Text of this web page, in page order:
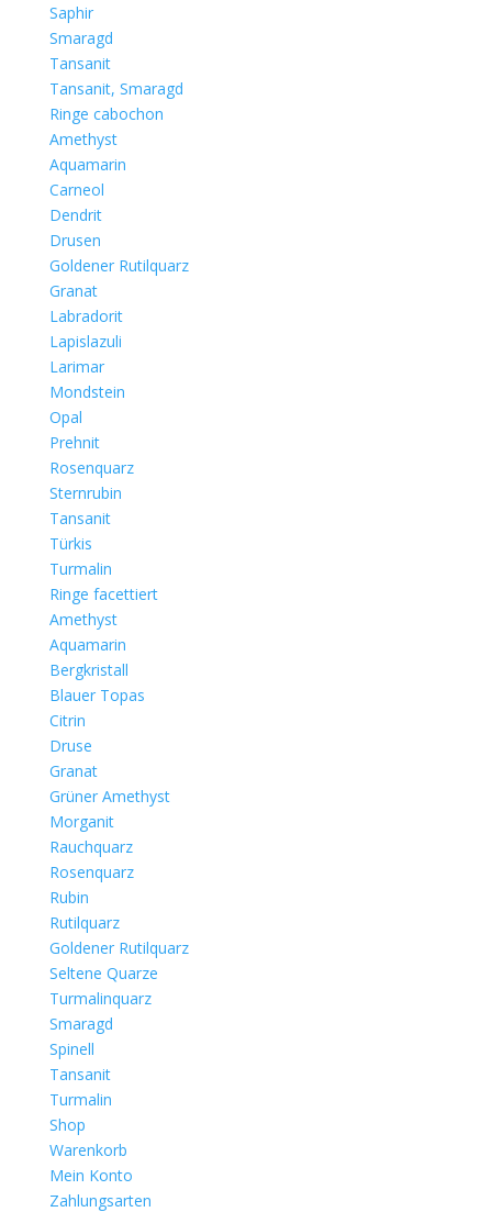
Saphir
Smaragd
Tansanit
Tansanit, Smaragd
Ringe cabochon
Amethyst
Aquamarin
Carneol
Dendrit
Drusen
Goldener Rutilquarz
Granat
Labradorit
Lapislazuli
Larimar
Mondstein
Opal
Prehnit
Rosenquarz
Sternrubin
Tansanit
Türkis
Turmalin
Ringe facettiert
Amethyst
Aquamarin
Bergkristall
Blauer Topas
Citrin
Druse
Granat
Grüner Amethyst
Morganit
Rauchquarz
Rosenquarz
Rubin
Rutilquarz
Goldener Rutilquarz
Seltene Quarze
Turmalinquarz
Smaragd
Spinell
Tansanit
Turmalin
Shop
Warenkorb
Mein Konto
Zahlungsarten